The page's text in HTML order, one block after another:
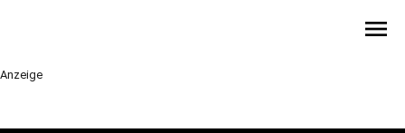
menu
Anzeige